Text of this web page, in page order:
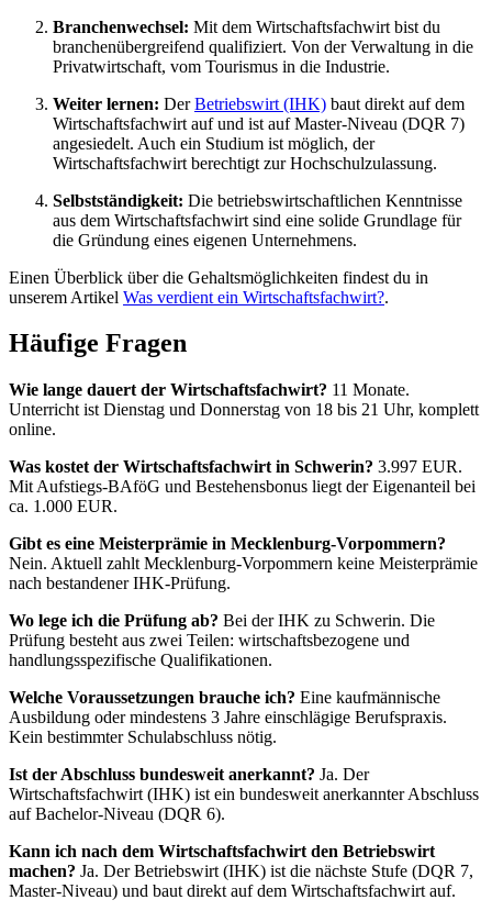
Branchenwechsel: Mit dem Wirtschaftsfachwirt bist du
branchenübergreifend qualifiziert. Von der Verwaltung in die
Privatwirtschaft, vom Tourismus in die Industrie.
Weiter lernen: DerBetriebswirt (IHK) baut direkt auf dem
Wirtschaftsfachwirt auf und ist auf Master-Niveau (DQR 7)
angesiedelt. Auch ein Studium ist möglich, der
Wirtschaftsfachwirt berechtigt zur Hochschulzulassung.
Selbstständigkeit: Die betriebswirtschaftlichen Kenntnisse
aus dem Wirtschaftsfachwirt sind eine solide Grundlage für
die Gründung eines eigenen Unternehmens.
Einen Überblick über die Gehaltsmöglichkeiten findest du in
unserem Artikel Was verdient ein Wirtschaftsfachwirt?.
Häufige Fragen
Wie lange dauert der Wirtschaftsfachwirt? 11 Monate.
Unterricht ist Dienstag und Donnerstag von 18 bis 21 Uhr, komplett
online.
Was kostet der Wirtschaftsfachwirt in Schwerin? 3.997 EUR.
Mit Aufstiegs-BAföG und Bestehensbonus liegt der Eigenanteil bei
ca. 1.000 EUR.
Gibt es eine Meisterprämie in Mecklenburg-Vorpommern?
Nein. Aktuell zahlt Mecklenburg-Vorpommern keine Meisterprämie
nach bestandener IHK-Prüfung.
Wo lege ich die Prüfung ab? Bei der IHK zu Schwerin. Die
Prüfung besteht aus zwei Teilen: wirtschaftsbezogene und
handlungsspezifische Qualifikationen.
Welche Voraussetzungen brauche ich? Eine kaufmännische
Ausbildung oder mindestens 3 Jahre einschlägige Berufspraxis.
Kein bestimmter Schulabschluss nötig.
Ist der Abschluss bundesweit anerkannt? Ja. Der
Wirtschaftsfachwirt (IHK) ist ein bundesweit anerkannter Abschluss
auf Bachelor-Niveau (DQR 6).
Kann ich nach dem Wirtschaftsfachwirt den Betriebswirt
machen? Ja. Der Betriebswirt (IHK) ist die nächste Stufe (DQR 7,
Master-Niveau) und baut direkt auf dem Wirtschaftsfachwirt auf.